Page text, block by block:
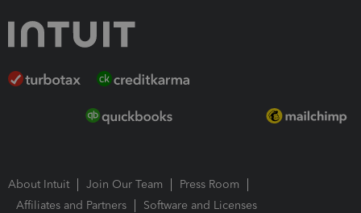
About Intuit Join Our Team
Press Room
Affiliates and Partners
Software and Licenses